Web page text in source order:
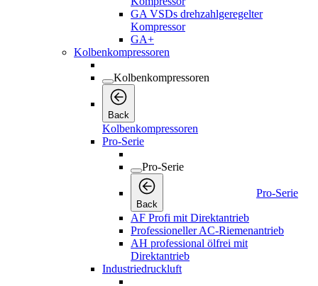
GA VSDs drehzahlgeregelter
Kompressor
GA+
Kolbenkompressoren
Kolbenkompressoren
Back
Kolbenkompressoren
Pro-Serie
Pro-Serie
Back
Pro-Serie
AF Profi mit Direktantrieb
Professioneller AC-Riemenantrieb
AH professional ölfrei mit
Direktantrieb
Industriedruckluft